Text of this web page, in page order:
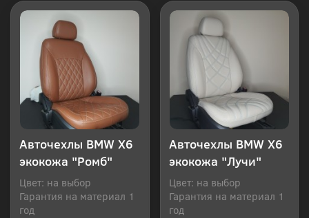
Авточехлы BMW Х6
экокожа "Ромб"
Цвет: на выбор
Гарантия на материал 1
год
Авточехлы BMW Х6
экокожа "Лучи"
Цвет: на выбор
Гарантия на материал 1
год